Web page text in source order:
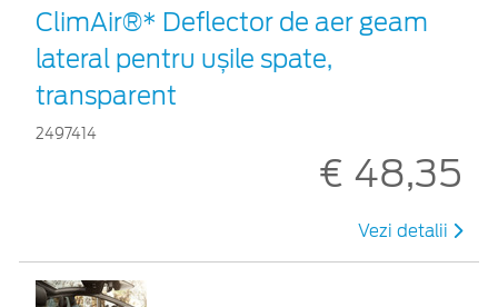
ClimAir®* Deflector de aer geam
lateral pentru ușile spate,
transparent
2497414
€ 48,35
Vezi detalii